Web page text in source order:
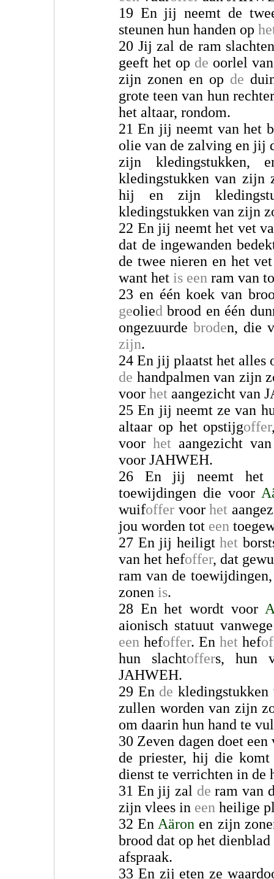
19 En jij neemt de
steunen hun handen op
20 Jij zal de ram
geeft het op de oorlel
zijn zonen en op de
grote teen van hun
het altaar, rondom.
21 En jij neemt van het
olie van de zalving en jij
zijn
kledingstukken van zijn
hij en zijn
kledingstukken van zijn
22 En jij neemt het vet
dat de ingewanden
de twee nieren en het
want het is een ram van
23 en één koek van
geolied brood en één
ongezuurde broden, die
zijn.
24 En jij plaatst het alles
de handpalmen van zijn
voor het aangezicht van
25 En jij neemt ze van
altaar op het opstijgoffer
voorhet aangezicht
voor JAHWEH.
26 En jij neemt het
toewijdingen die voor
wuifoffer voorhet
jou worden tot een
27 En jij heiligthet
van het hefoffer, dat
ram van de
zonen is.
28 En het wordt voor
aionisch statuut
een hefoffer. En het hef
hun slachtoffers, hun
JAHWEH.
29 En de
zullen worden van zijn
om daarin hun hand te
30 Zeven dagen doet
de priester, hij die
dienst te verrichten in de
31 En jij zal de ram van
zijn vlees in een heilige
32 En Aäron en zijn
brood dat op het dienblad
afspraak.
33 En zij eten ze